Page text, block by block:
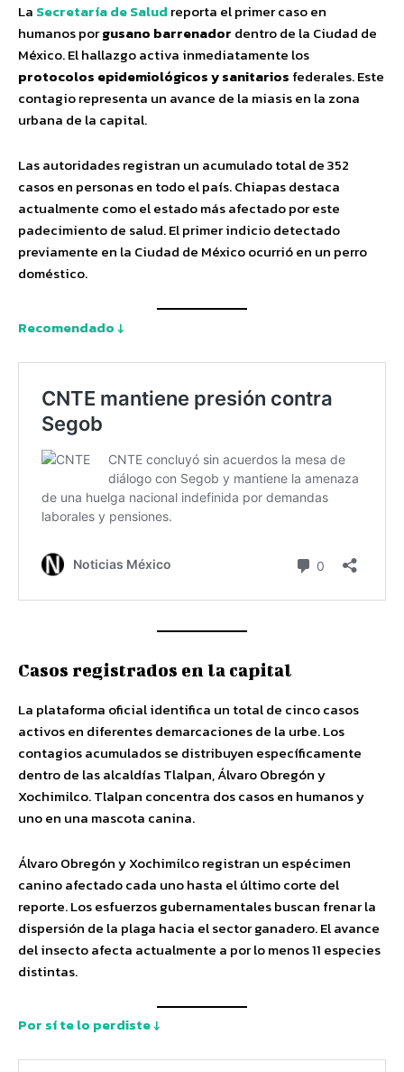
La Secretaría de Salud reporta el primer caso en
humanos porgusano barrenador dentro de la Ciudad de
México. El hallazgo activa inmediatamente los
protocolos epidemiológicos y sanitarios federales. Este
contagio representa un avance de la miasis en la zona
urbana de la capital.
Las autoridades registran un acumulado total de 352
casos en personas en todo el país. Chiapas destaca
actualmente como el estado más afectado por este
padecimiento de salud. El primer indicio detectado
previamente en la Ciudad de México ocurrió en un perro
doméstico.
Recomendado ↓
Casos registrados en la capital
La plataforma oficial identifica un total de cinco casos
activos en diferentes demarcaciones de la urbe. Los
contagios acumulados se distribuyen específicamente
dentro de las alcaldías Tlalpan, Álvaro Obregón y
Xochimilco. Tlalpan concentra dos casos en humanos y
uno en una mascota canina.
Álvaro Obregón y Xochimilco registran un espécimen
canino afectado cada uno hasta el último corte del
reporte. Los esfuerzos gubernamentales buscan frenar la
dispersión de la plaga hacia el sector ganadero. El avance
del insecto afecta actualmente a por lo menos 11 especies
distintas.
Por sí te lo perdiste ↓